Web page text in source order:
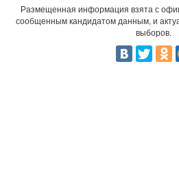
Размещенная информация взята с
сообщенным кандидатом данным, и
выборов.